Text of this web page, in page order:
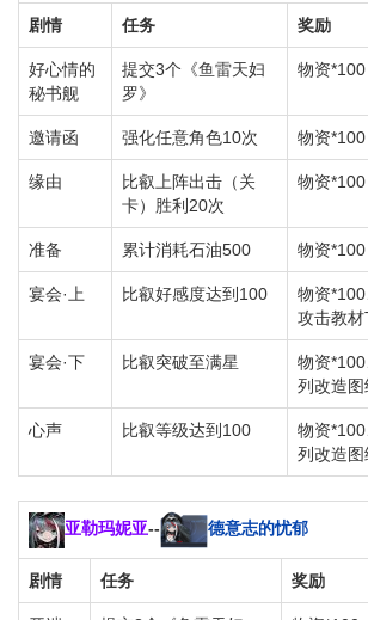
剧情 任务 奖励
好心情的
秘书舰
提交3个《鱼雷天妇
罗》
物资*100
邀请函 强化任意角色10次 物资*100
缘由
比叡上阵出击（关
卡）胜利20次
物资*100
准备 累计消耗石油500 物资*100
宴会·上 比叡好感度达到100
物资
攻击教材
宴会·下 比叡突破至满星
物资
列改造图
心声 比叡等级达到100
物资
列改造图
亚勒玛妮亚-- 德意志的忧郁
剧情 任务 奖励